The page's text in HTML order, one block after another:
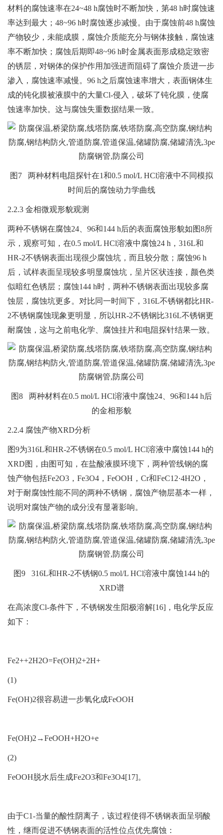
材料的腐蚀速率在24~48 h腐蚀时不断加快，第48 h时腐蚀速
率达到最大；48~96 h时腐蚀逐步减慢。由于腐蚀前48 h腐蚀
产物较少，未能成膜，腐蚀介质能充分与钢体接触，腐蚀速
率不断加快；腐蚀后期即48~96 h时金属表面形成稳定致密
的锈层，对钢体的保护作用加强进而阻碍了腐蚀介质进一步
渗入，腐蚀速率减慢。96 h之后腐蚀速率增大，表面钢体生
成的钝化膜被液膜中的大量Cl-侵入，破坏了钝化膜，使腐
蚀速率加快。这与腐蚀失重数据结果一致。
图7 两种材料电阻探针在1和0.5 mol/L HCl溶液中不同模拟
时间后的腐蚀动力学曲线
2.2.3 金相微观形貌观测
两种不锈钢在腐蚀24、96和144 h后的表面腐蚀形貌如图8所
示，观察可知，在0.5 mol/L HCl溶液中腐蚀24 h，316L和
HR-2不锈钢表面出现很少腐蚀坑，而且较分散；腐蚀96 h
后，试样表面呈现较多明显腐蚀坑，呈片区状连接，颜色类
似暗红色锈层；腐蚀144 h时，两种不锈钢表面出现较多腐
蚀层，腐蚀坑更多。对比同一时间下，316L不锈钢都比HR-
2不锈钢腐蚀现象更明显，所以HR-2不锈钢比316L不锈钢更
耐腐蚀，这与之前电化学、腐蚀挂片和电阻探针结果一致。
图8 两种材料在0.5 mol/L HCl溶液中腐蚀24、96和144 h后
的金相形貌
2.2.4 腐蚀产物XRD分析
图9为316L和HR-2不锈钢在0.5 mol/L HCl溶液中腐蚀144 h的
XRD图，由图可知，在盐酸液膜环境下，两种管线钢的腐
蚀产物包括Fe2O3，Fe3O4，FeOOH，Cr和FeC12·4H2O，
对于耐腐蚀性能不同的两种不锈钢，腐蚀产物层基本一样，
说明对腐蚀产物的成分没有显著影响。
图9 316L和HR-2不锈钢0.5 mol/L HCl溶液中腐蚀144 h的
XRD谱
在高浓度Cl-条件下，不锈钢发生阳极溶解[16]，电化学反应
如下：
Fe2++2H2O=Fe(OH)2+2H+
(1)
Fe(OH)2很容易进一步氧化成FeOOH
Fe(OH)2→FeOOH+H2O+e
(2)
FeOOH脱水后生成Fe2O3和Fe3O4[17]。
由于C1-当量的酸性阴离子，该过程使得不锈钢表面呈弱酸
性，继而促进不锈钢表面的活性位点优先腐蚀：